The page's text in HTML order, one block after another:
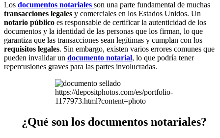
Los documentos notariales son una parte fundamental de muchas
transacciones legales y comerciales en los Estados Unidos. Un
notario público es responsable de certificar la autenticidad de los
documentos y la identidad de las personas que los firman, lo que
garantiza que las transacciones sean legítimas y cumplan con los
requisitos legales. Sin embargo, existen varios errores comunes que
pueden invalidar un documento notarial, lo que podría tener
repercusiones graves para las partes involucradas.
https://depositphotos.com/es/portfolio-
1177973.html?content=photo
¿Qué son los documentos notariales?